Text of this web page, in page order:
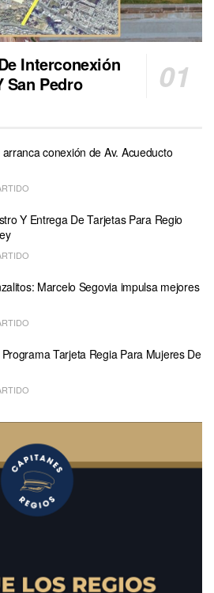
Interconexión
San Pedro
conexión de Av. Acueducto
Y Entrega De Tarjetas Para Regio
Marcelo Segovia impulsa mejores
Tarjeta Regia Para Mujeres De